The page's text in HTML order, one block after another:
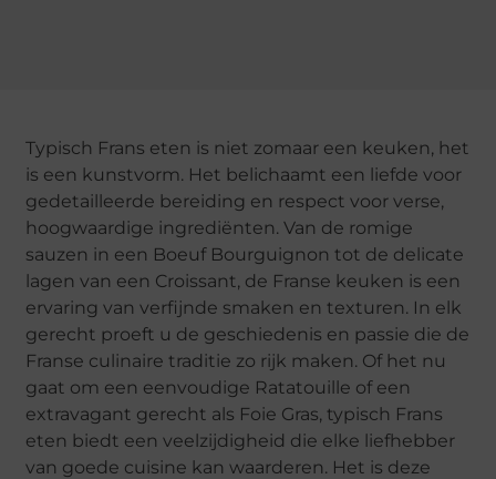
Typisch Frans eten is niet zomaar een keuken, het
is een kunstvorm. Het belichaamt een liefde voor
gedetailleerde bereiding en respect voor verse,
hoogwaardige ingrediënten. Van de romige
sauzen in een Boeuf Bourguignon tot de delicate
lagen van een Croissant, de Franse keuken is een
ervaring van verfijnde smaken en texturen. In elk
gerecht proeft u de geschiedenis en passie die de
Franse culinaire traditie zo rijk maken. Of het nu
gaat om een eenvoudige Ratatouille of een
extravagant gerecht als Foie Gras, typisch Frans
eten biedt een veelzijdigheid die elke liefhebber
van goede cuisine kan waarderen. Het is deze